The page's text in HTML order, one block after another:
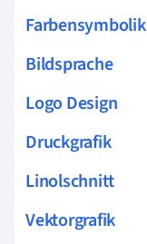
Farbensymbolik
Bildsprache
Logo Design
Druckgrafik
Linolschnitt
Vektorgrafik